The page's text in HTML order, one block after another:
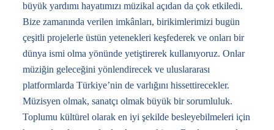
büyük yardımı hayatımızı müzikal açıdan da çok etkiledi.
Bize zamanında verilen imkânları, birikimlerimizi bugün
çeşitli projelerle üstün yetenekleri keşfederek ve onları bir
dünya ismi olma yönünde yetiştirerek kullanıyoruz. Onlar
müziğin geleceğini yönlendirecek ve uluslararası
platformlarda Türkiye’nin de varlığını hissettirecekler.
Müzisyen olmak, sanatçı olmak büyük bir sorumluluk.
Toplumu kültürel olarak en iyi şekilde besleyebilmeleri için